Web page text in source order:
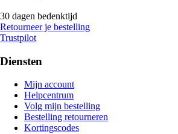
30 dagen bedenktijd
Retourneer je bestelling
Trustpilot
Diensten
Mijn account
Helpcentrum
Volg mijn bestelling
Bestelling retourneren
Kortingscodes